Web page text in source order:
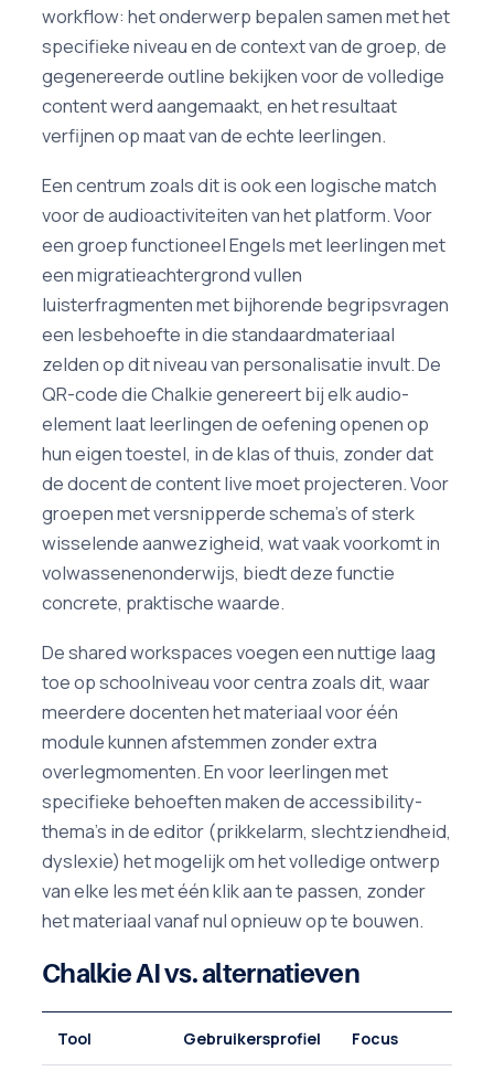
workflow: het onderwerp bepalen samen met het
specifieke niveau en de context van de groep, de
gegenereerde outline bekijken voor de volledige
content werd aangemaakt, en het resultaat
verfijnen op maat van de echte leerlingen.
Een centrum zoals dit is ook een logische match
voor de audioactiviteiten van het platform. Voor
een groep functioneel Engels met leerlingen met
een migratieachtergrond vullen
luisterfragmenten met bijhorende begripsvragen
een lesbehoefte in die standaardmateriaal
zelden op dit niveau van personalisatie invult. De
QR-code die Chalkie genereert bij elk audio-
element laat leerlingen de oefening openen op
hun eigen toestel, in de klas of thuis, zonder dat
de docent de content live moet projecteren. Voor
groepen met versnipperde schema's of sterk
wisselende aanwezigheid, wat vaak voorkomt in
volwassenenonderwijs, biedt deze functie
concrete, praktische waarde.
De shared workspaces voegen een nuttige laag
toe op schoolniveau voor centra zoals dit, waar
meerdere docenten het materiaal voor één
module kunnen afstemmen zonder extra
overlegmomenten. En voor leerlingen met
specifieke behoeften maken de accessibility-
thema's in de editor (prikkelarm, slechtziendheid,
dyslexie) het mogelijk om het volledige ontwerp
van elke les met één klik aan te passen, zonder
het materiaal vanaf nul opnieuw op te bouwen.
Chalkie AI vs. alternatieven
Tool Gebruikersprofiel Focus